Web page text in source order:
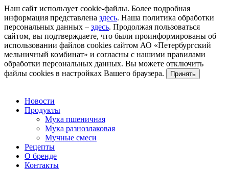
Наш сайт использует cookie-файлы. Более подробная
информация представлена здесь. Наша политика обработки
персональных данных – здесь. Продолжая пользоваться
сайтом, вы подтверждаете, что были проинформированы об
использовании файлов cookies сайтом АО «Петербургский
мельничный комбинат» и согласны с нашими правилами
обработки персональных данных. Вы можете отключить
файлы cookies в настройках Вашего браузера.
Принять
Новости
Продукты
Мука пшеничная
Мука разнозлаковая
Мучные смеси
Рецепты
О бренде
Контакты